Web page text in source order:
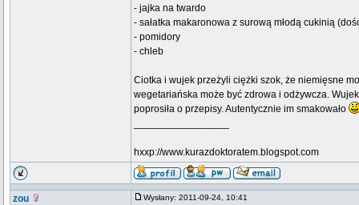
- jajka na twardo
- sałatka makaronowa z surową młodą cukinią
- pomidory
- chleb
Ciotka i wujek przeżyli ciężki szok, że niemięsne
wegetariańska może być zdrowa i odżywcza.
poprosiła o przepisy. Autentycznie im smakowało
hxxp://www.kurazdoktoratem.blogspot.com
zou Wysłany: 2011-09-24, 10:41